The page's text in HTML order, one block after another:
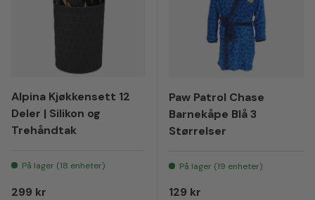
Alpina Kjøkkensett 12
Deler | Silikon og
Trehåndtak
På lager (18 enheter)
Vanlig pris
299 kr
Paw Patrol Chase
Barnekåpe Blå 3
Størrelser
På lager (19 enheter)
Vanlig pris
129 kr